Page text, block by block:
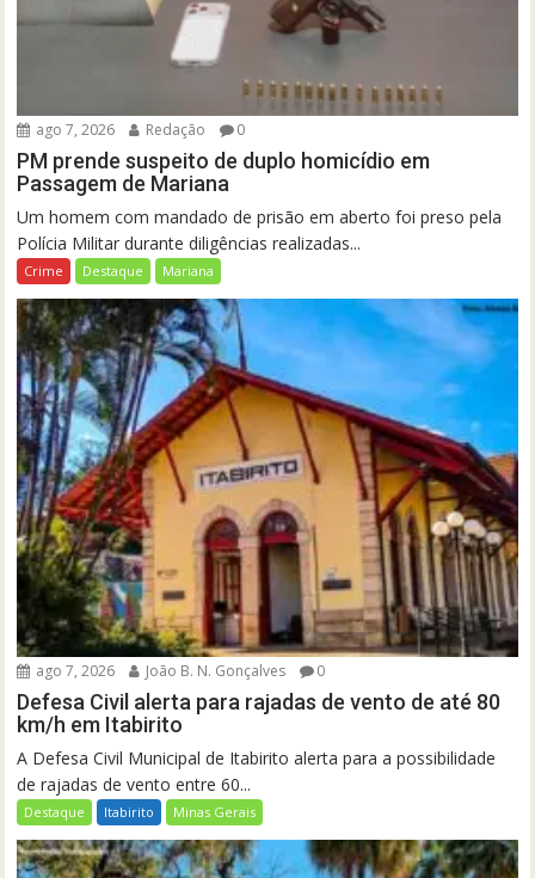
ago 7, 2026 Redação 0
PM prende suspeito de duplo homicídio em
Passagem de Mariana
Um homem com mandado de prisão em aberto foi preso pela
Polícia Militar durante diligências realizadas...
Crime Destaque Mariana
ago 7, 2026 João B. N. Gonçalves 0
Defesa Civil alerta para rajadas de vento de até 80
km/h em Itabirito
A Defesa Civil Municipal de Itabirito alerta para a possibilidade
de rajadas de vento entre 60...
Destaque Itabirito Minas Gerais